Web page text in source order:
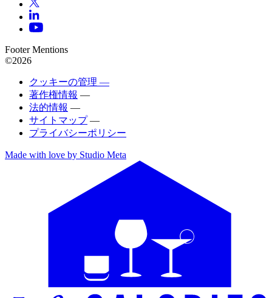
Footer Mentions
©2026
クッキーの管理 —
著作権情報 —
法的情報 —
サイトマップ —
プライバシーポリシー
Made with love by Studio Meta